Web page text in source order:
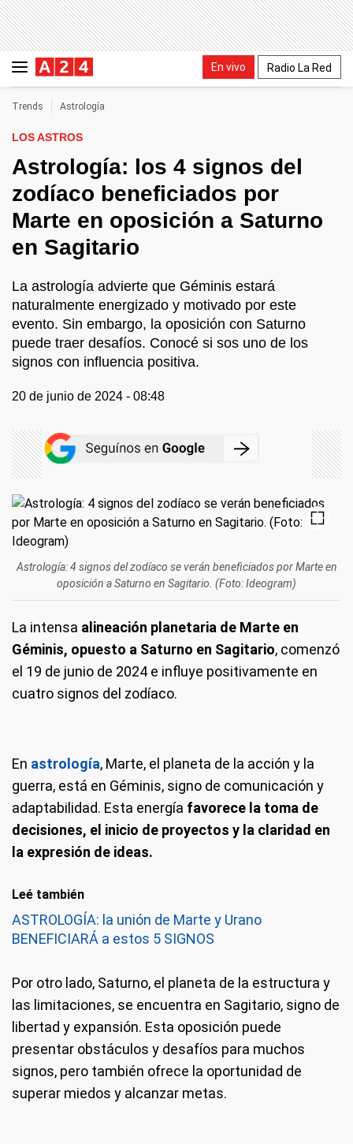
En vivo Radio La Red
Trends Astrología
LOS ASTROS
Astrología: los 4 signos del
zodíaco beneficiados por
Marte en oposición a Saturno
en Sagitario
La astrología advierte que Géminis estará
naturalmente energizado y motivado por este
evento. Sin embargo, la oposición con Saturno
puede traer desafíos. Conocé si sos uno de los
signos con influencia positiva.
20 de junio de 2024 - 08:48
Astrología: 4 signos del zodíaco se verán beneficiados por Marte en
oposición a Saturno en Sagitario. (Foto: Ideogram)
La intensa alineación planetaria de Marte en
Géminis, opuesto a Saturno en Sagitario, comenzó
el 19 de junio de 2024 e influye positivamente en
cuatro signos del zodíaco.
En astrología, Marte, el planeta de la acción y la
guerra, está en Géminis, signo de comunicación y
adaptabilidad. Esta energía favorece la toma de
decisiones, el inicio de proyectos y la claridad en
la expresión de ideas.
Leé también
ASTROLOGÍA: la unión de Marte y Urano
BENEFICIARÁ a estos 5 SIGNOS
Por otro lado, Saturno, el planeta de la estructura y
las limitaciones, se encuentra en Sagitario, signo de
libertad y expansión. Esta oposición puede
presentar obstáculos y desafíos para muchos
signos, pero también ofrece la oportunidad de
superar miedos y alcanzar metas.